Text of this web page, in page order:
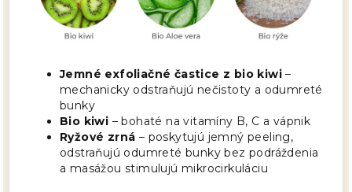
Jemné exfoliačné častice z bio kiwi –
mechanicky odstraňujú nečistoty a odumreté
bunky
Bio kiwi – bohaté na vitamíny B, C a vápnik
Ryžové zrná – poskytujú jemný peeling,
odstraňujú odumreté bunky bez podráždenia
a masážou stimulujú mikrocirkuláciu